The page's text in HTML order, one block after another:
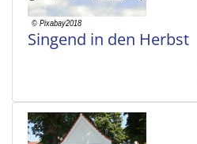
Singend in den Herbst